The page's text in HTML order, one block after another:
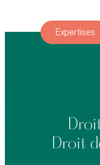
Expertises
Droit
Urbanisme et
Presse